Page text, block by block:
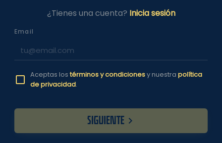
¿Tienes una cuenta? Inicia sesión
Email
Aceptas lostérminos y condicionesy nuestra política
de privacidad.
SIGUIENTE